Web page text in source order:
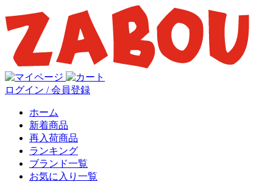
ログイン / 会員登録
ホーム
新着商品
再入荷商品
ランキング
ブランド一覧
お気に入り一覧